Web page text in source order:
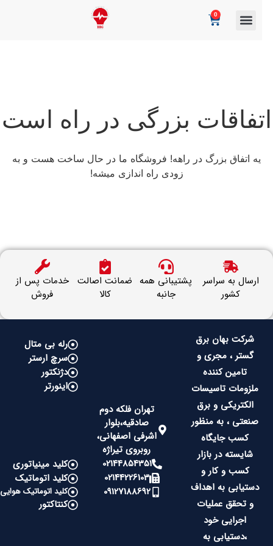
بزرگی در راه است
یه اتفاق بزرگ در راهه! فروشگاه ما در حال ساخت هست و به
زودی راه اندازی میشه!
ارسال به سراسر
کشور
پشتیبانی همه
جانبه
ضمانت اصالت
کالا
خدمات پس از
فروش
شرکت بهان برق
گستر ، مجری و
تامین کننده
ملزومات تاسیسات
الکتریکی و برق
صنعتی ، به منظور
کسب جایگاه
شایسته در بازار
کسب و کار و
دستیابی به اهداف
و تحقق عملیات
اجرایی خود
،دستیابی به
تهران فلکه دوم
صادقیه،بلوار
اشرفی اصفهانی،
روبروی تیراژه
02144854351
02144226103
09127188692
رله بی متال
سرچ ارستر
دژنکتور
اینورتر
کلید مینیاتوری
کلید اتوماتیک
کلید اتوماتیک هوایی
کنتاکتور